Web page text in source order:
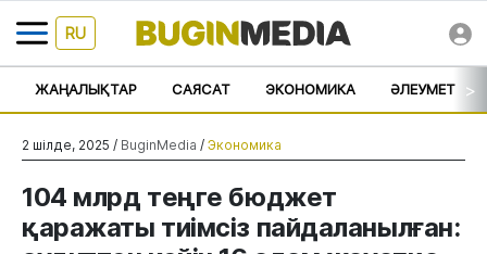
RU
ЖАҢАЛЫҚТАР САЯСАТ ЭКОНОМИКА ӘЛЕУМЕТ >
2 шілде, 2025 / BuginMedia / Экономика
104 млрд теңге бюджет
қаражаты тиімсіз пайдаланылған: